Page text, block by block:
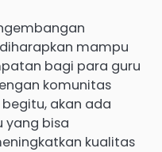
mampu
bagi para guru
komunitas
akan ada
yang bisa
kualitas